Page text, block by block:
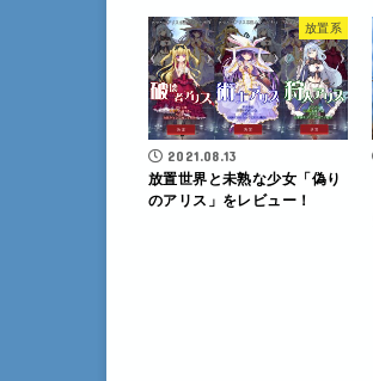
放置系
2021.08.13
放置世界と未熟な少女「偽り
のアリス」をレビュー！